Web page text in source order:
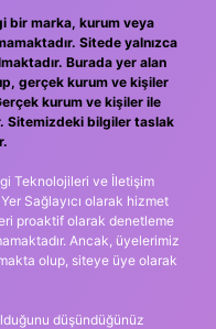
bir marka, kurum veya
Sitede yalnızca
Burada yer alan
gerçek kurum ve kişiler
kurum ve kişiler ile
Sitemizdeki bilgiler taslak
Teknolojileri ve İletişim
Sağlayıcı olarak hizmet
proaktif olarak denetleme
Ancak, üyelerimiz
olup, siteye üye olarak
düşündüğünüz